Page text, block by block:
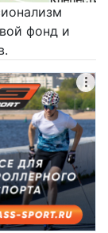
фонд и